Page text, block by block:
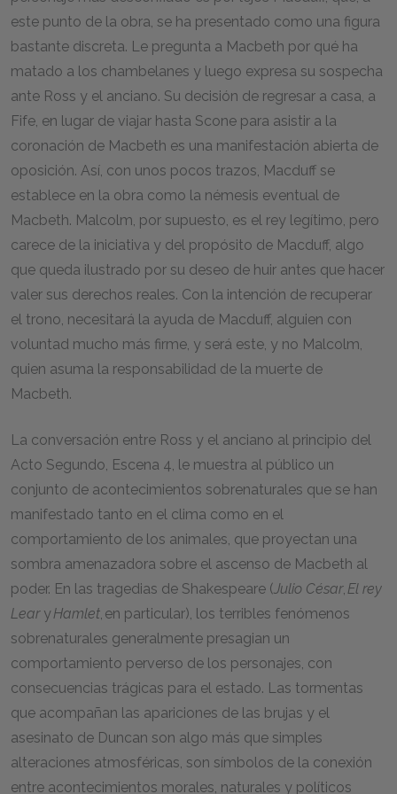
este punto de la obra, se ha presentado como una figura
bastante discreta. Le pregunta a Macbeth por qué ha
matado a los chambelanes y luego expresa su sospecha
ante Ross y el anciano. Su decisión de regresar a casa, a
Fife, en lugar de viajar hasta Scone para asistir a la
coronación de Macbeth es una manifestación abierta de
oposición. Así, con unos pocos trazos, Macduff se
establece en la obra como la némesis eventual de
Macbeth. Malcolm, por supuesto, es el rey legítimo, pero
carece de la iniciativa y del propósito de Macduff, algo
que queda ilustrado por su deseo de huir antes que hacer
valer sus derechos reales. Con la intención de recuperar
el trono, necesitará la ayuda de Macduff, alguien con
voluntad mucho más firme, y será este, y no Malcolm,
quien asuma la responsabilidad de la muerte de
Macbeth.
La conversación entre Ross y el anciano al principio del
Acto Segundo, Escena 4, le muestra al público un
conjunto de acontecimientos sobrenaturales que se han
manifestado tanto en el clima como en el
comportamiento de los animales, que proyectan una
sombra amenazadora sobre el ascenso de Macbeth al
poder. En las tragedias de Shakespeare (Julio César,El rey
LearyHamlet, en particular), los terribles fenómenos
sobrenaturales generalmente presagian un
comportamiento perverso de los personajes, con
consecuencias trágicas para el estado. Las tormentas
que acompañan las apariciones de las brujas y el
asesinato de Duncan son algo más que simples
alteraciones atmosféricas, son símbolos de la conexión
entre acontecimientos morales, naturales y políticos